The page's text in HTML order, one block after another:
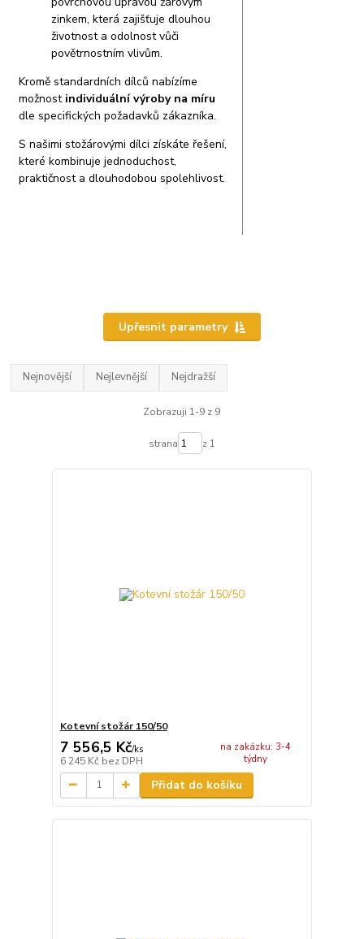
zinkem, která zajišťuje dlouhou
životnost a odolnost vůči
povětrnostním vlivům.
Kromě standardních dílců nabízíme
možnost individuální výroby na míru
dle specifických požadavků zákazníka.
S našimi stožárovými dílci získáte řešení,
které kombinuje jednoduchost,
praktičnost a dlouhodobou spolehlivost.
Upřesnit parametry
Nejnovější Nejlevnější Nejdražší
Zobrazuji 1-9 z 9
strana z 1
Kotevní stožár 150/50
7 556,5 Kč/ks
6 245 Kč bez DPH
na zakázku: 3-4
týdny
Přidat do košíku